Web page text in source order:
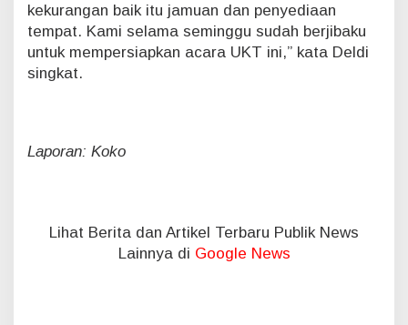
kekurangan baik itu jamuan dan penyediaan
tempat. Kami selama seminggu sudah berjibaku
untuk mempersiapkan acara UKT ini,” kata Deldi
singkat.
Laporan: Koko
Lihat Berita dan Artikel Terbaru Publik News
Lainnya di Google News